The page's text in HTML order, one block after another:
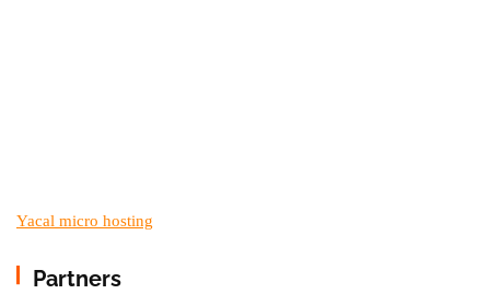
Yacal micro hosting
Partners